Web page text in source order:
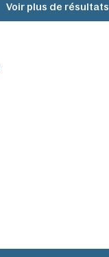
Voir plus de résultats